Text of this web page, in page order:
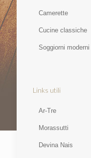
Camerette
Cucine classiche
Soggiorni moderni
Links utili
Ar-Tre
Morassutti
Devina Nais